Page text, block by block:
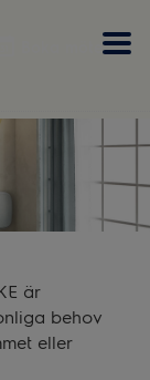
är
behov
eller